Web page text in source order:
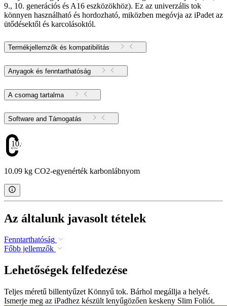
9., 10. generációs és A16 eszközökhöz). Ez az univerzális tok
könnyen használható és hordozható, miközben megóvja az iPadet az
ütődésektől és karcolásoktól.
Termékjellemzők és kompatibilitás
Anyagok és fenntarthatóság
A csomag tartalma
Software and Támogatás
10.09
10.09 kg CO2-egyenérték karbonlábnyom
Az általunk javasolt tételek
Fenntarthatóság
Főbb jellemzők
Lehetőségek felfedezése
Teljes méretű billentyűzet Könnyű tok. Bárhol megállja a helyét.
Ismerje meg az iPadhez készült lenyűgözően keskeny Slim Foliót.